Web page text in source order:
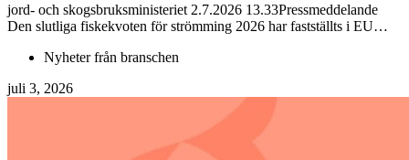
jord- och skogsbruksministeriet 2.7.2026 13.33Pressmeddelande
Den slutliga fiskekvoten för strömming 2026 har fastställts i EU…
Nyheter från branschen
juli 3, 2026